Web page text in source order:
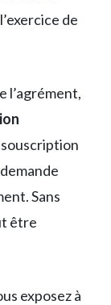
de
l’agrément,
Sans
être
exposez à